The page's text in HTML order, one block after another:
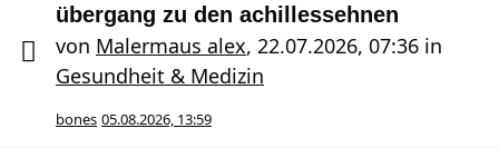
übergang zu den achillessehnen
von Malermaus alex, 22.07.2026, 07:36 in
Gesundheit & Medizin
bones 05.08.2026, 13:59